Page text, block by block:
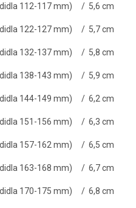
112-117 mm) / 5,6 cm
122-127 mm) / 5,7 cm
132-137 mm) / 5,8 cm
138-143 mm) / 5,9 cm
144-149 mm) / 6,2 cm
151-156 mm) / 6,3 cm
157-162 mm) / 6,5 cm
163-168 mm) / 6,7 cm
170-175 mm) / 6,8 cm